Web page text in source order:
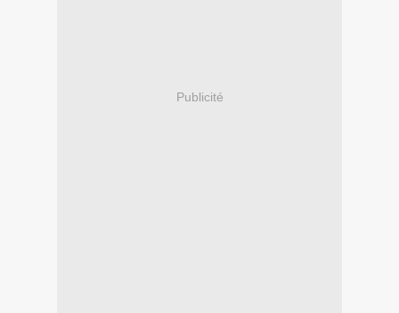
Publicité